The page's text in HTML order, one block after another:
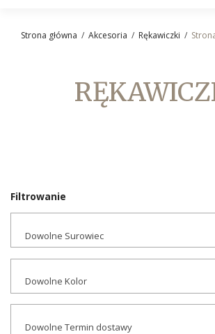
Strona główna / Akcesoria / Rękawiczki /
Filtrowanie
Dowolne Surowiec
Dowolne Kolor
Dowolne Termin dostawy